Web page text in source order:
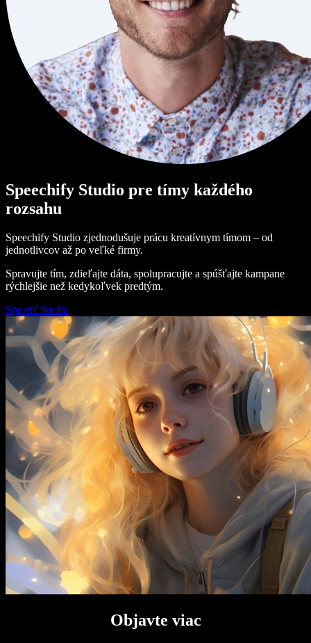
Speechify Studio pre tímy každého
rozsahu
Speechify Studio zjednodušuje prácu kreatívnym tímom – od
jednotlivcov až po veľké firmy.
Spravujte tím, zdieľajte dáta, spolupracujte a spúšťajte kampane
rýchlejšie než kedykoľvek predtým.
Spustiť Studio
Objavte viac